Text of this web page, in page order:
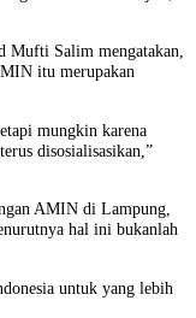
Mufti Salim mengatakan,
itu merupakan
mungkin karena
disosialisasikan,”
AMIN di Lampung,
hal ini bukanlah
untuk yang lebih